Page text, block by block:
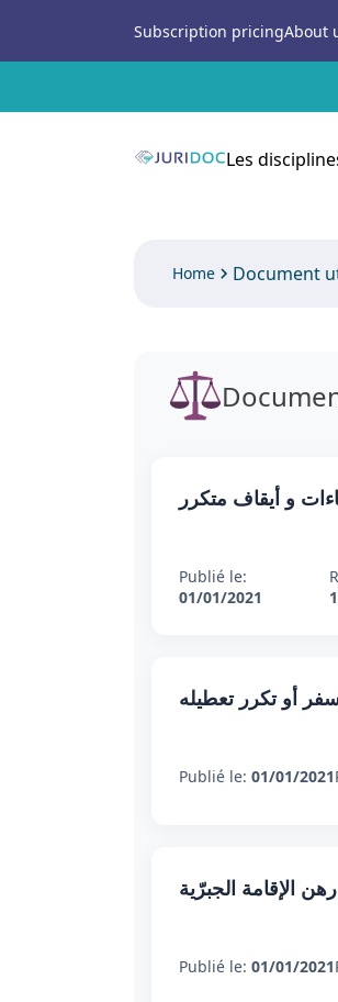
Subscription pricingAbout
Les
Home Document
و أيقاف متكرر
Publié le:
01/01/2021
1
أو تكرر تعطيله
Publié le: 01/01/2021
الإقامة الجبرّية
Publié le: 01/01/2021